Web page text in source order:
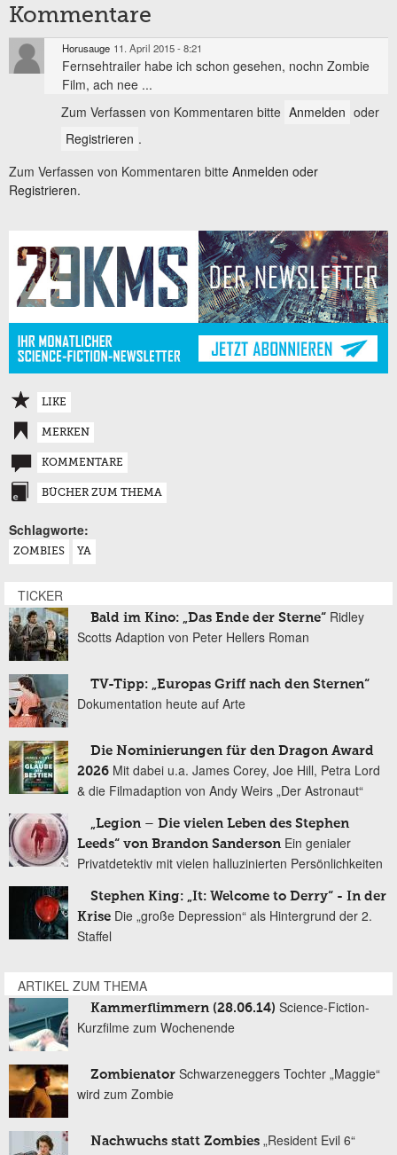
Kommentare
Horusauge 11. April 2015 - 8:21
Fernsehtrailer habe ich schon gesehen, nochn Zombie
Film, ach nee ...
Zum Verfassen von Kommentaren bitte Anmelden oder
Registrieren .
Zum Verfassen von Kommentaren bitte Anmelden oder
Registrieren.
LIKE
MERKEN
KOMMENTARE
BÜCHER ZUM THEMA
Schlagworte:
ZOMBIES YA
TICKER
Bald im Kino: „Das Ende der Sterne“ Ridley
Scotts Adaption von Peter Hellers Roman
TV-Tipp: „Europas Griff nach den Sternen“
Dokumentation heute auf Arte
Die Nominierungen für den Dragon Award
2026 Mit dabei u.a. James Corey, Joe Hill, Petra Lord
& die Filmadaption von Andy Weirs „Der Astronaut“
„Legion – Die vielen Leben des Stephen
Leeds“ von Brandon Sanderson Ein genialer
Privatdetektiv mit vielen halluzinierten Persönlichkeiten
Stephen King: „It: Welcome to Derry“ - In der
Krise Die „große Depression“ als Hintergrund der 2.
Staffel
ARTIKEL ZUM THEMA
Kammerflimmern (28.06.14) Science-Fiction-
Kurzfilme zum Wochenende
Zombienator Schwarzeneggers Tochter „Maggie“
wird zum Zombie
Nachwuchs statt Zombies „Resident Evil 6“